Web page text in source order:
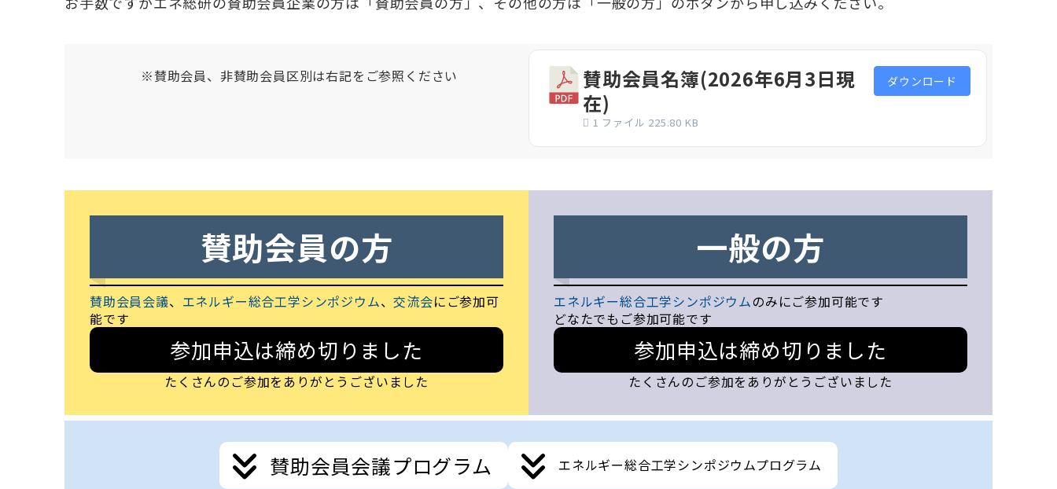
※賛助会員、非賛助会員区別は右記をご参照ください
賛助会員名簿(2026年6月3日現
在)
1 ファイル 225.80 KB
ダウンロード
賛助会員の方
賛助会員会議、 エネルギー総合工学シンポジウム、交流会にご参加可
能です
参加申込は締め切りました
たくさんのご参加をありがとうございました
一般の方
エネルギー総合工学シンポジウムのみにご参加可能です
どなたでもご参加可能です
参加申込は締め切りました
たくさんのご参加をありがとうございました
賛助会員会議プログラム エネルギー総合工学シンポジウムプログラム